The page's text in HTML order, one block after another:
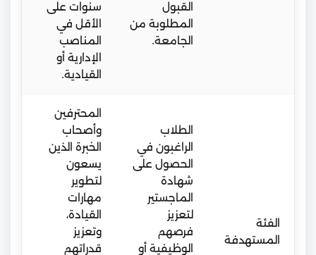
القبول
المطلوبة من
الجامعة.
سنوات على
الأقل في
المناصب
الإدارية أو
القيادية.
الفئة
المستهدفة
الطلاب
الراغبون في
الحصول على
شهادة
الماجستير
لتعزيز
فرصهم
الوظيفية أو
المحترفين
وأصحاب
الخبرة الذين
يسعون
لتطوير
مهارات
القيادة،
وتعزيز
قدراتهم